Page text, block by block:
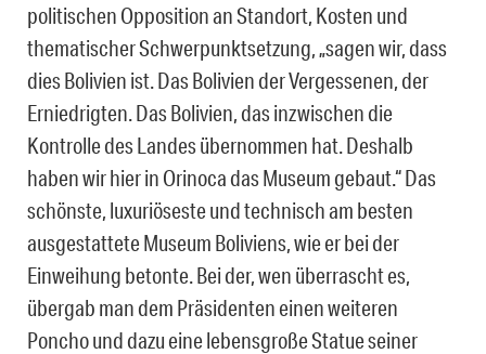
politischen Opposition an Standort, Kosten und
thematischer Schwerpunktsetzung, „sagen wir, dass
dies Bolivien ist. Das Bolivien der Vergessenen, der
Erniedrigten. Das Bolivien, das inzwischen die
Kontrolle des Landes übernommen hat. Deshalb
haben wir hier in Orinoca das Museum gebaut.“ Das
schönste, luxuriöseste und technisch am besten
ausgestattete Museum Boliviens, wie er bei der
Einweihung betonte. Bei der, wen überrascht es,
übergab man dem Präsidenten einen weiteren
Poncho und dazu eine lebensgroße Statue seiner